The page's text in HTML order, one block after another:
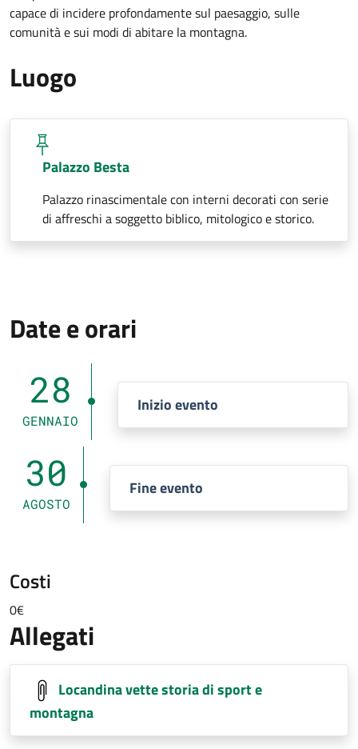
capace di incidere profondamente sul paesaggio, sulle
comunità e sui modi di abitare la montagna.
Luogo
Palazzo Besta
Palazzo rinascimentale con interni decorati con serie
di affreschi a soggetto biblico, mitologico e storico.
Date e orari
28
GENNAIO
Inizio evento
30
AGOSTO
Fine evento
Costi
0€
Allegati
Locandina vette storia di sport e
montagna